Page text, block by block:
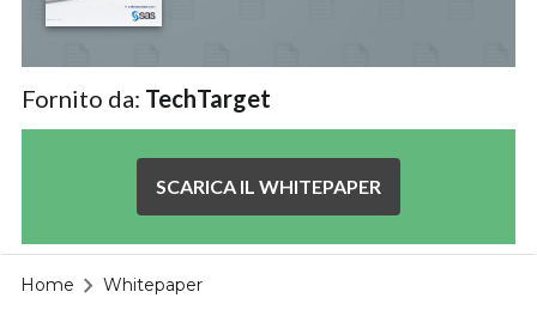
Fornito da: TechTarget
SCARICA IL WHITEPAPER
Home Whitepaper